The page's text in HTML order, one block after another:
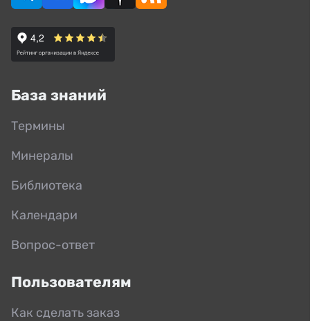
База знаний
Термины
Минералы
Библиотека
Календари
Вопрос-ответ
Пользователям
Как сделать заказ